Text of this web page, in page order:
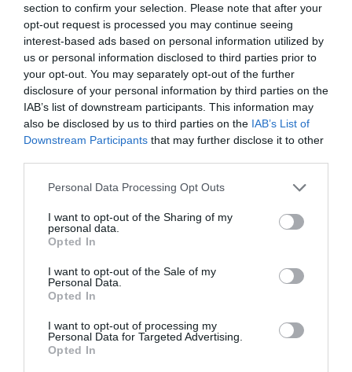
section to confirm your selection. Please note that after your
opt-out request is processed you may continue seeing
interest-based ads based on personal information utilized by
us or personal information disclosed to third parties prior to
your opt-out. You may separately opt-out of the further
disclosure of your personal information by third parties on the
IAB’s list of downstream participants. This information may
also be disclosed by us to third parties on the IAB’s List of
Downstream Participants that may further disclose it to other
Personal Data Processing Opt Outs
I want to opt-out of the Sharing of my
personal data.
Opted In
I want to opt-out of the Sale of my
Personal Data.
Opted In
I want to opt-out of processing my
Personal Data for Targeted Advertising.
Opted In
“Rispetto a quella esperienza – spiegano
Matteucci e Farabegoli – il regolamento di
radicalmente modificato. Chi si è recato alle